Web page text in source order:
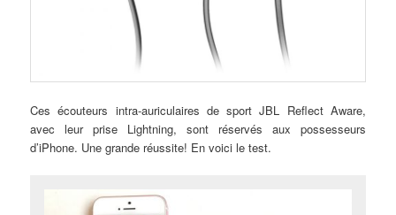
Ces écouteurs intra-auriculaires de sport JBL Reflect Aware,
avec leur prise Lightning, sont réservés aux possesseurs
d’iPhone. Une grande réussite! En voici le test.